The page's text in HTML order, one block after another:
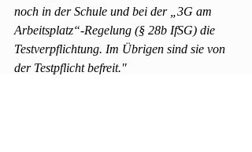
noch in der Schule und bei der „3G am
Arbeitsplatz“-Regelung (§ 28b IfSG) die
Testverpflichtung. Im Übrigen sind sie von
der Testpflicht befreit."